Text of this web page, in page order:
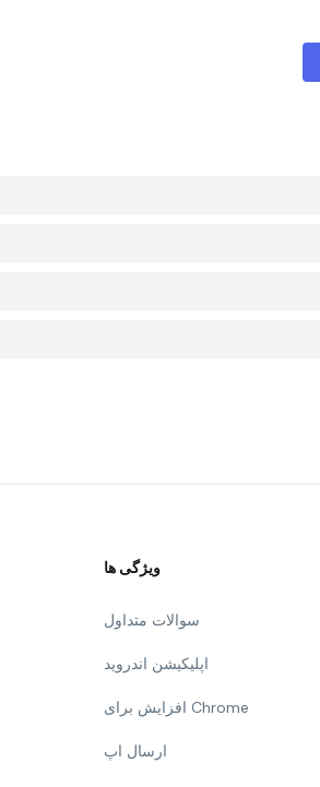
ویژگی ها
سوالات متداول
اپلیکیشن اندروید
افزایش برای Chrome
ارسال اپ